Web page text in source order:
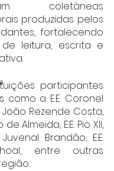
coletâneas
produzidas pelos
fortalecendo
de leitura, escrita e
participantes
como a E.E. Coronel
João Rezende Costa,
de Almeida, E.E. Pio XII,
Brandão, E.E.
entre outras